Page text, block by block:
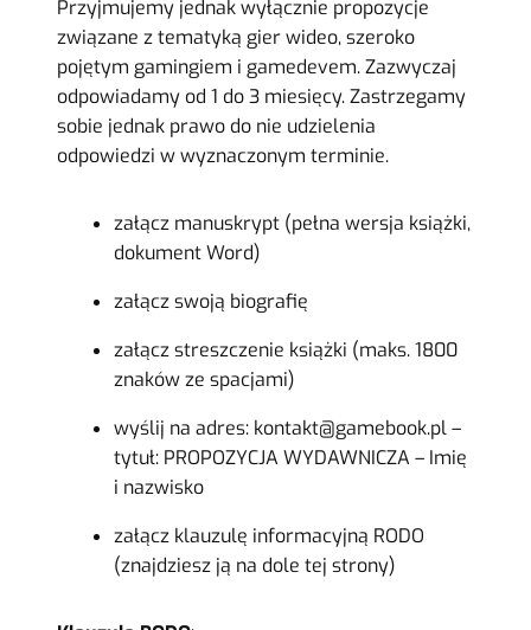
Przyjmujemy jednak wyłącznie propozycje
związane z tematyką gier wideo, szeroko
pojętym gamingiem i gamedevem. Zazwyczaj
odpowiadamy od 1 do 3 miesięcy. Zastrzegamy
sobie jednak prawo do nie udzielenia
odpowiedzi w wyznaczonym terminie.
załącz manuskrypt (pełna wersja książki,
dokument Word)
załącz swoją biografię
załącz streszczenie książki (maks. 1800
znaków ze spacjami)
wyślij na adres: kontakt@gamebook.pl –
tytuł: PROPOZYCJA WYDAWNICZA – Imię
i nazwisko
załącz klauzulę informacyjną RODO
(znajdziesz ją na dole tej strony)